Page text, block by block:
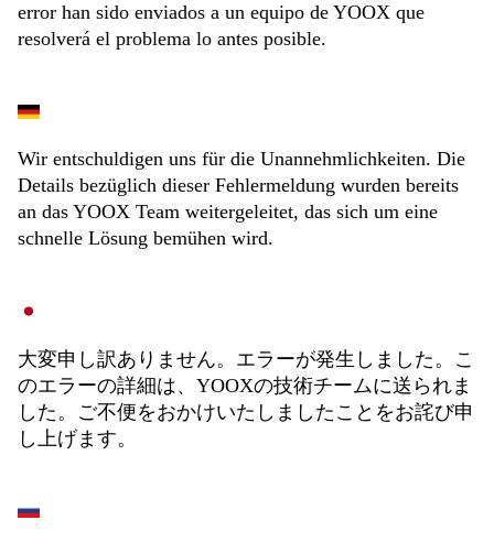
error han sido enviados a un equipo de YOOX que
resolverá el problema lo antes posible.
Wir entschuldigen uns für die Unannehmlichkeiten. Die
Details bezüglich dieser Fehlermeldung wurden bereits
an das YOOX Team weitergeleitet, das sich um eine
schnelle Lösung bemühen wird.
大変申し訳ありません。エラーが発生しました。こ
のエラーの詳細は、YOOXの技術チームに送られま
した。ご不便をおかけいたしましたことをお詫び申
し上げます。